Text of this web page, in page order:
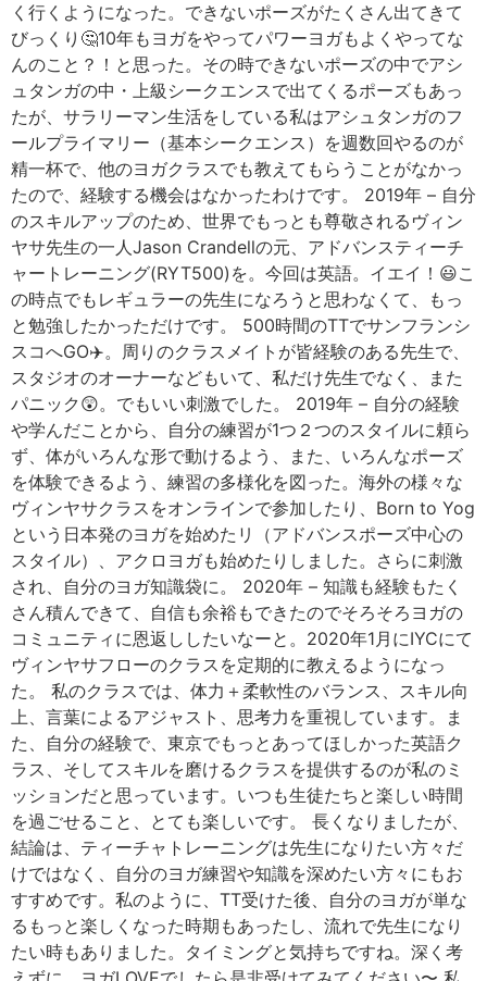
く行くようになった。できないポーズがたくさん出てきて
びっくり🤔10年もヨガをやってパワーヨガもよくやってな
んのこと？！と思った。その時できないポーズの中でアシ
ュタンガの中・上級シークエンスで出てくるポーズもあっ
たが、サラリーマン生活をしている私はアシュタンガのフ
ールプライマリー（基本シークエンス）を週数回やるのが
精一杯で、他のヨガクラスでも教えてもらうことがなかっ
たので、経験する機会はなかったわけです。 2019年 – 自分
のスキルアップのため、世界でもっとも尊敬されるヴィン
ヤサ先生の一人Jason Crandellの元、アドバンスティーチ
ャートレーニング(RYT500)を。今回は英語。イエイ！😃こ
の時点でもレギュラーの先生になろうと思わなくて、もっ
と勉強したかっただけです。 500時間のTTでサンフランシ
スコへGO✈️。周りのクラスメイトが皆経験のある先生で、
スタジオのオーナーなどもいて、私だけ先生でなく、また
パニック😲。でもいい刺激でした。 2019年 – 自分の経験
や学んだことから、自分の練習が1つ２つのスタイルに頼ら
ず、体がいろんな形で動けるよう、また、いろんなポーズ
を体験できるよう、練習の多様化を図った。海外の様々な
ヴィンヤサクラスをオンラインで参加したり、Born to Yog
という日本発のヨガを始めたリ（アドバンスポーズ中心の
スタイル）、アクロヨガも始めたりしました。さらに刺激
され、自分のヨガ知識袋に。 2020年 – 知識も経験もたく
さん積んできて、自信も余裕もできたのでそろそろヨガの
コミュニティに恩返ししたいなーと。2020年1月にIYCにて
ヴィンヤサフローのクラスを定期的に教えるようになっ
た。 私のクラスでは、体力＋柔軟性のバランス、スキル向
上、言葉によるアジャスト、思考力を重視しています。ま
た、自分の経験で、東京でもっとあってほしかった英語ク
ラス、そしてスキルを磨けるクラスを提供するのが私のミ
ッションだと思っています。いつも生徒たちと楽しい時間
を過ごせること、とても楽しいです。 長くなりましたが、
結論は、ティーチャトレーニングは先生になりたい方々だ
けではなく、自分のヨガ練習や知識を深めたい方々にもお
すすめです。私のように、TT受けた後、自分のヨガが単な
るもっと楽しくなった時期もあったし、流れで先生になり
たい時もありました。タイミングと気持ちですね。深く考